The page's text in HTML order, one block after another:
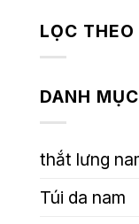
LỌC THEO
DANH
thắt lưng
Túi da nam